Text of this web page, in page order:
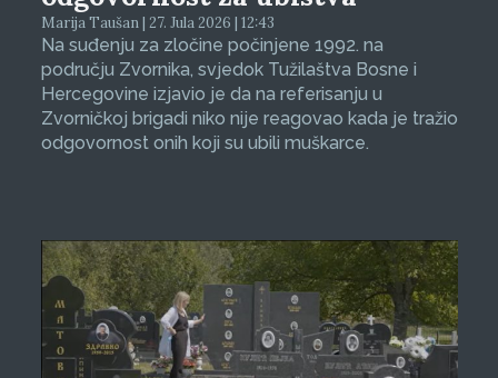
Marija Taušan | 27. Jula 2026 | 12:43
Na suđenju za zločine počinjene 1992. na
području Zvornika, svjedok Tužilaštva Bosne i
Hercegovine izjavio je da na referisanju u
Zvorničkoj brigadi niko nije reagovao kada je tražio
odgovornost onih koji su ubili muškarce.